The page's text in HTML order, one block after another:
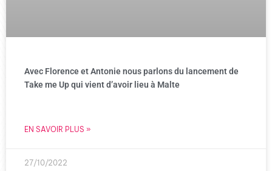
Avec Florence et Antonie nous parlons du lancement de
Take me Up qui vient d’avoir lieu à Malte
EN SAVOIR PLUS »
27/10/2022